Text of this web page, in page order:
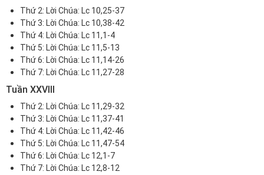
Thứ 2: Lời Chúa: Lc 10,25-37
Thứ 3: Lời Chúa: Lc 10,38-42
Thứ 4: Lời Chúa: Lc 11,1-4
Thứ 5: Lời Chúa: Lc 11,5-13
Thứ 6: Lời Chúa: Lc 11,14-26
Thứ 7: Lời Chúa: Lc 11,27-28
Tuần XXVIII
Thứ 2: Lời Chúa: Lc 11,29-32
Thứ 3: Lời Chúa: Lc 11,37-41
Thứ 4: Lời Chúa: Lc 11,42-46
Thứ 5: Lời Chúa: Lc 11,47-54
Thứ 6: Lời Chúa: Lc 12,1-7
Thứ 7: Lời Chúa: Lc 12,8-12